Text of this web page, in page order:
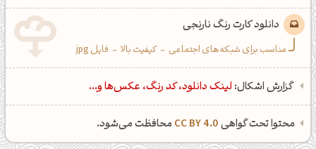
دانلود کارت رنگ نارنجی
مناسب برای شبکه‌های اجتماعی - کیفیت بالا - فایل jpg
گزارش اشکال: لینک دانلود، کد رنگ، عکس‌ها و...
محتوا تحت گواهیCC BY 4.0 محافظت می‌شود.